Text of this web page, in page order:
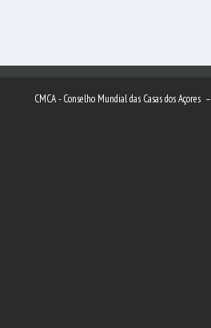
CMCA - Conselho Mundial das Casas dos Açores –